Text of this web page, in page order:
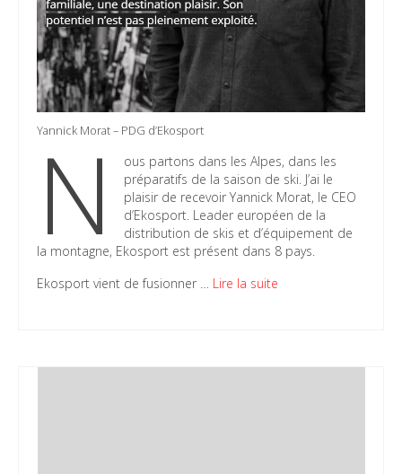
Yannick Morat – PDG d’Ekosport
N
ous partons dans les Alpes, dans les
préparatifs de la saison de ski. J’ai le
plaisir de recevoir Yannick Morat, le CEO
d’Ekosport. Leader européen de la
distribution de skis et d’équipement de
la montagne, Ekosport est présent dans 8 pays.
Ekosport vient de fusionner … Lire la suite